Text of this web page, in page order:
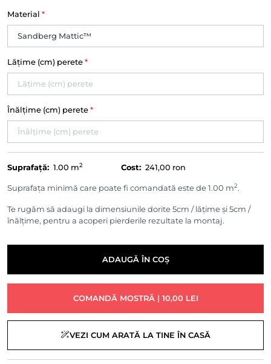
Material *
Lățime (cm) perete *
Înălțime (cm) perete *
Suprafață: 1.00 m2 Cost: 241,00 ron
Suprafața minimă care poate fi comandată este de 1.00 m2.
Te rugăm să adaugi la dimensiunile dorite 5cm / lățime și 5cm /
înălțime, pentru a acoperi pierderile rezultate la montaj.
ADAUGĂ ÎN COȘ
COMANDĂ MOSTRĂ | 10,00 LEI
VEZI CUM ARATĂ LA TINE ÎN CASĂ